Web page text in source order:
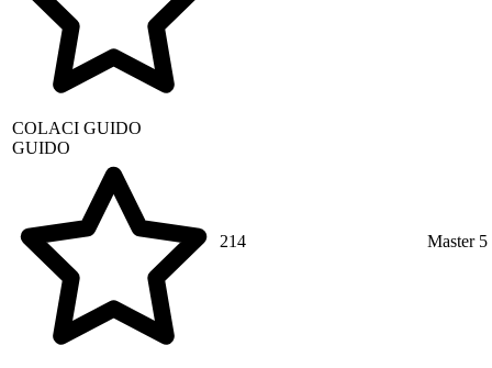
COLACI GUIDO
GUIDO
214 Master 5